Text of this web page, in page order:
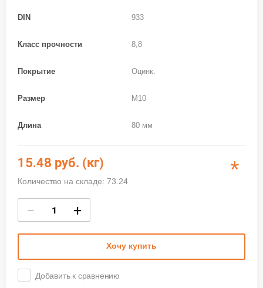
DIN 933
Класс прочности 8,8
Покрытие Оцинк.
Размер M10
Длина 80 мм
15.48 руб. (кг)
Количество на складе: 73.24 *
− +
Хочу купить
Добавить к сравнению